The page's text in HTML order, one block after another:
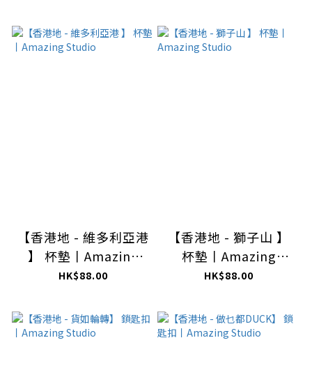
【香港地 - 維多利亞港
】 杯墊丨Amazing
Studio
HK$88.00
【香港地 - 獅子山 】
杯墊丨Amazing
Studio
HK$88.00